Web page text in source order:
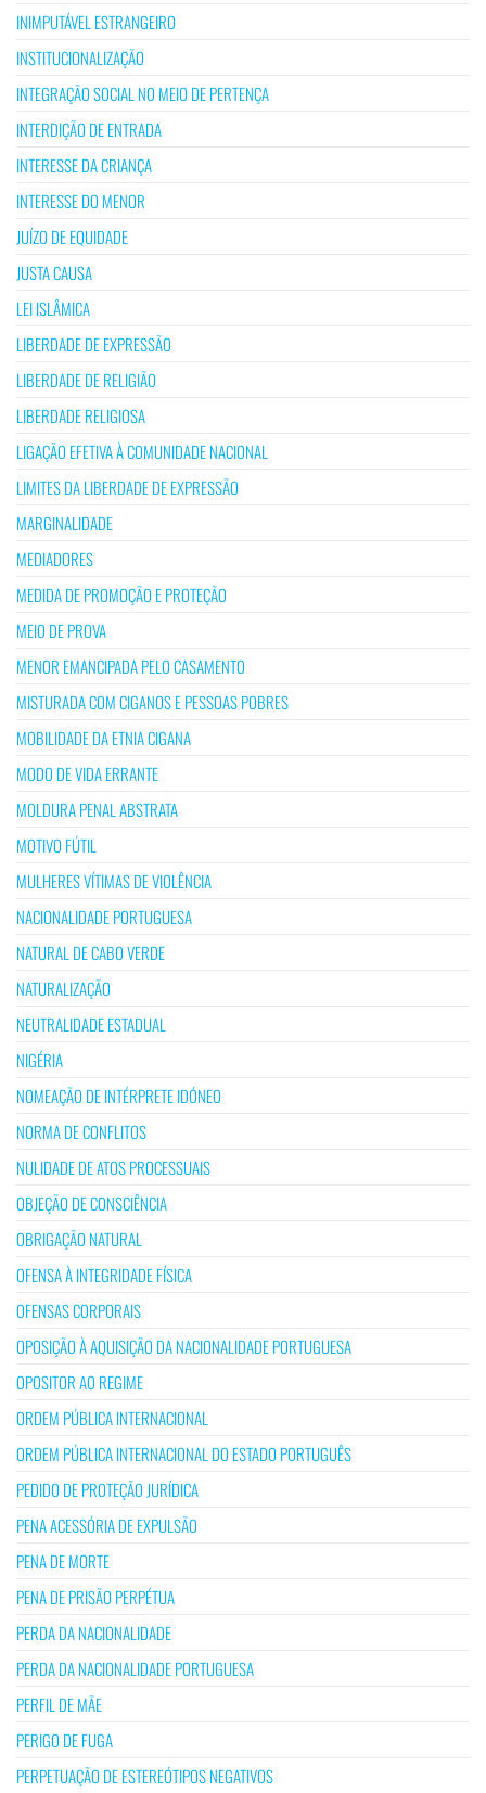
INIMPUTÁVEL ESTRANGEIRO
INSTITUCIONALIZAÇÃO
INTEGRAÇÃO SOCIAL NO MEIO DE PERTENÇA
INTERDIÇÃO DE ENTRADA
INTERESSE DA CRIANÇA
INTERESSE DO MENOR
JUÍZO DE EQUIDADE
JUSTA CAUSA
LEI ISLÂMICA
LIBERDADE DE EXPRESSÃO
LIBERDADE DE RELIGIÃO
LIBERDADE RELIGIOSA
LIGAÇÃO EFETIVA À COMUNIDADE NACIONAL
LIMITES DA LIBERDADE DE EXPRESSÃO
MARGINALIDADE
MEDIADORES
MEDIDA DE PROMOÇÃO E PROTEÇÃO
MEIO DE PROVA
MENOR EMANCIPADA PELO CASAMENTO
MISTURADA COM CIGANOS E PESSOAS POBRES
MOBILIDADE DA ETNIA CIGANA
MODO DE VIDA ERRANTE
MOLDURA PENAL ABSTRATA
MOTIVO FÚTIL
MULHERES VÍTIMAS DE VIOLÊNCIA
NACIONALIDADE PORTUGUESA
NATURAL DE CABO VERDE
NATURALIZAÇÃO
NEUTRALIDADE ESTADUAL
NIGÉRIA
NOMEAÇÃO DE INTÉRPRETE IDÓNEO
NORMA DE CONFLITOS
NULIDADE DE ATOS PROCESSUAIS
OBJEÇÃO DE CONSCIÊNCIA
OBRIGAÇÃO NATURAL
OFENSA À INTEGRIDADE FÍSICA
OFENSAS CORPORAIS
OPOSIÇÃO À AQUISIÇÃO DA NACIONALIDADE PORTUGUESA
OPOSITOR AO REGIME
ORDEM PÚBLICA INTERNACIONAL
ORDEM PÚBLICA INTERNACIONAL DO ESTADO PORTUGUÊS
PEDIDO DE PROTEÇÃO JURÍDICA
PENA ACESSÓRIA DE EXPULSÃO
PENA DE MORTE
PENA DE PRISÃO PERPÉTUA
PERDA DA NACIONALIDADE
PERDA DA NACIONALIDADE PORTUGUESA
PERFIL DE MÃE
PERIGO DE FUGA
PERPETUAÇÃO DE ESTEREÓTIPOS NEGATIVOS